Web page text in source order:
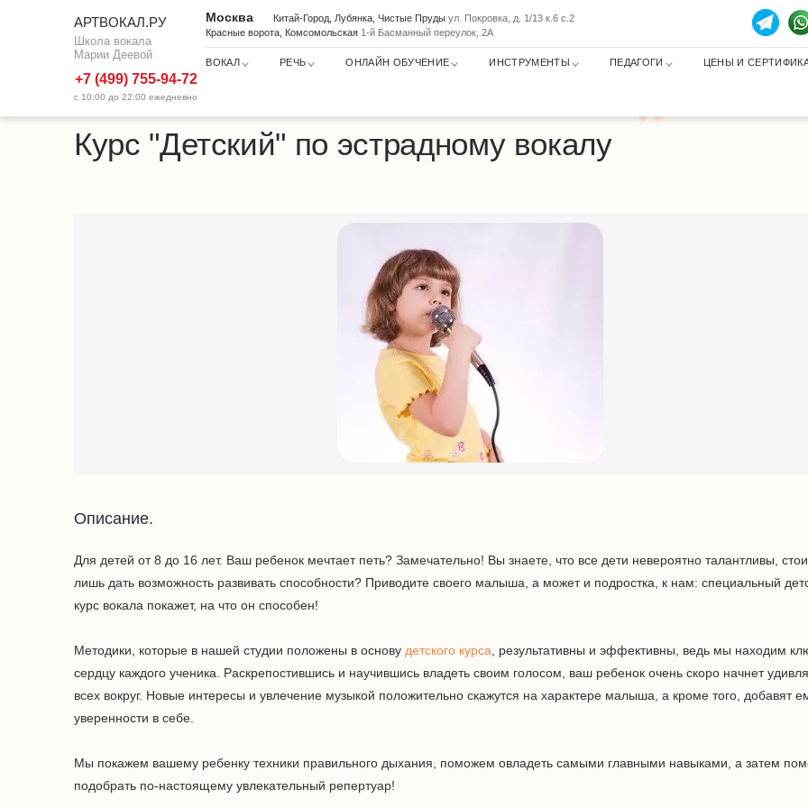
АРТВОКАЛ.РУ
Школа вокала
Марии Деевой
Москва Китай-Город, Лубянка, Чистые Прудыул. Покровка, д. 1/13 к.6 с.2
Красные ворота, Комсомольская 1-й Басманный переулок, 2А
ВОКАЛ РЕЧЬ ОНЛАЙН ОБУЧЕНИЕ ИНСТРУМЕНТЫ ПЕДАГОГИ ЦЕНЫ И
+7 (499) 755-94-72
с 10:00 до 22:00 ежедневно
Школа вокала Услуги по вокалу
Курс "Детский" по эстрадному вокалу
Описание.
Для детей от 8 до 16 лет. Ваш ребенок мечтает петь? Замечательно! Вы знаете, что все дети невероятно талантливы,
лишь дать возможность развивать способности? Приводите своего малыша, а может и подростка, к нам: специальный
курс вокала покажет, на что он способен!
Методики, которые в нашей студии положены в основу детского курса , результативны и эффективны, ведь мы находим
сердцу каждого ученика. Раскрепостившись и научившись владеть своим голосом, ваш ребенок очень скоро начнет
всех вокруг. Новые интересы и увлечение музыкой положительно скажутся на характере малыша, а кроме того, добавят
уверенности в себе.
Мы покажем вашему ребенку техники правильного дыхания, поможем овладеть самыми главными навыками, а затем
подобрать по-настоящему увлекательный репертуар!